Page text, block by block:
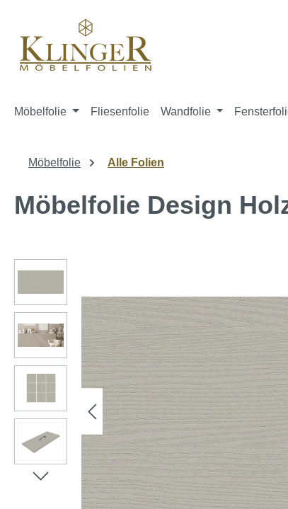
Möbelfolie Fliesenfolie Wandfolie
Möbelfolie Alle Folien
Möbelfolie Design